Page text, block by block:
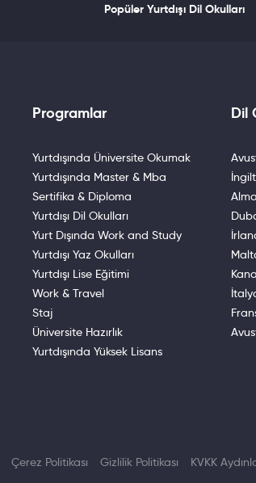
Popüler Yurtdışı Dil Okulları
Programlar
Yurtdışında Üniversite Okumak
Yurtdışında Master & Mba
Sertifika & Diploma
Yurtdışı Dil Okulları
Yurt Dışında Work and Study
Yurtdışı Yaz Okulları
Yurtdışı Lise Eğitimi
Work & Travel
Staj
Üniversite Hazırlık
Yurtdışında Yüksek Lisans
Dil
Çerez Politikası Gizlilik Politikası KVKK